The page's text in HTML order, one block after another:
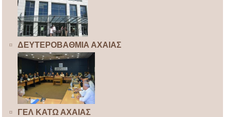
ΔΕΥΤΕΡΟΒΑΘΜΙΑ ΑΧΑΙΑΣ
ΓΕΛ ΚΑΤΩ ΑΧΑΙΑΣ